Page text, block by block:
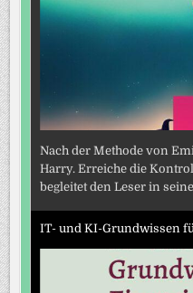
Nach der Methode von
Harry. Erreiche die
begleitet den Leser in
IT- und KI-Grundwissen